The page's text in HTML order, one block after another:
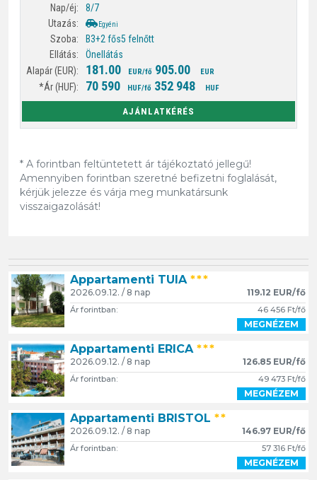
8/7
Egyéni
B3+2 fős5 felnőtt
Önellátás
181.00 EUR/fő 905.00 EUR
70 590 HUF/fő 352 948 HUF
AJÁNLATKÉRÉS
* A forintban feltüntetett ár tájékoztató jellegű!
Amennyiben forintban szeretné befizetni foglalását,
kérjük jelezze és várja meg munkatársunk
visszaigazolását!
Appartamenti TUIA ***
2026.09.12. / 8 nap 119.12 EUR/fő
Ár forintban: 46 456 Ft/fő
MEGNÉZEM
Appartamenti ERICA ***
2026.09.12. / 8 nap 126.85 EUR/fő
Ár forintban: 49 473 Ft/fő
MEGNÉZEM
Appartamenti BRISTOL **
2026.09.12. / 8 nap 146.97 EUR/fő
Ár forintban: 57 316 Ft/fő
MEGNÉZEM